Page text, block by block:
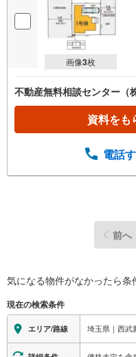
画像3枚
不動産無料相談センター（
資料をも
電話
前へ
気になる物件がなかったら条
現在の検索条件
エリア/路線 埼玉県｜西武